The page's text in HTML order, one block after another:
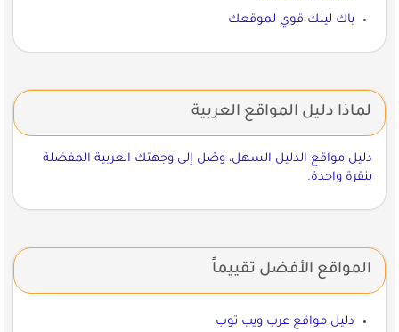
باك لينك قوي لموقعك
لماذا دليل المواقع العربية
دليل مواقع الدليل السهل، وصّل إلى وجهتك العربية المفضلة
بنقرة واحدة.
المواقع الأفضل تقييماً
دليل مواقع عرب ويب توب